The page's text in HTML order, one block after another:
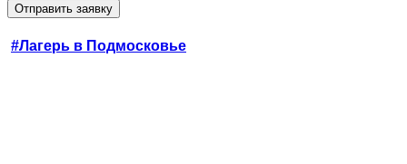
#Лагерь в Подмосковье